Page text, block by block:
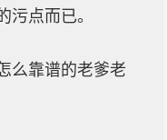
污点而已。
么靠谱的老爹老